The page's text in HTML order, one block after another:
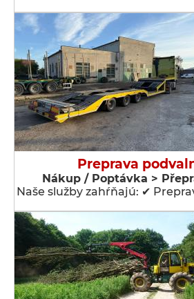
Preprava
Nákup / Poptávka >
Naše služby zahŕňajú: ✔